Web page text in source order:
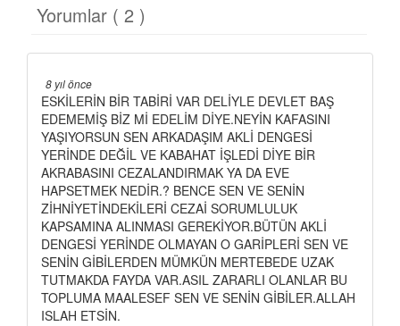
Yorumlar ( 2 )
8 yıl önce
ESKİLERİN BİR TABİRİ VAR DELİYLE DEVLET BAŞ
EDEMEMİŞ BİZ Mİ EDELİM DİYE.NEYİN KAFASINI
YAŞIYORSUN SEN ARKADAŞIM AKLİ DENGESİ
YERİNDE DEĞİL VE KABAHAT İŞLEDİ DİYE BİR
AKRABASINI CEZALANDIRMAK YA DA EVE
HAPSETMEK NEDİR.? BENCE SEN VE SENİN
ZİHNİYETİNDEKİLERİ CEZAİ SORUMLULUK
KAPSAMINA ALINMASI GEREKİYOR.BÜTÜN AKLİ
DENGESİ YERİNDE OLMAYAN O GARİPLERİ SEN VE
SENİN GİBİLERDEN MÜMKÜN MERTEBEDE UZAK
TUTMAKDA FAYDA VAR.ASIL ZARARLI OLANLAR BU
TOPLUMA MAALESEF SEN VE SENİN GİBİLER.ALLAH
ISLAH ETSİN.